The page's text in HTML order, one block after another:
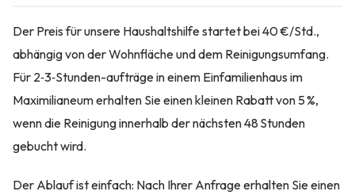
Der Preis für unsere Haushaltshilfe startet bei 40 €/Std.,
abhängig von der Wohnfläche und dem Reinigungsumfang.
Für 2‑3‑Stunden-aufträge in einem Einfamilienhaus im
Maximilianeum erhalten Sie einen kleinen Rabatt von 5 %,
wenn die Reinigung innerhalb der nächsten 48 Stunden
gebucht wird.
Der Ablauf ist einfach: Nach Ihrer Anfrage erhalten Sie einen